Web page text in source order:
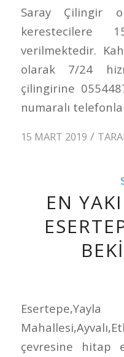
Saray Çilingir
verilmektedir.
olarak 7/24
çilingirine
numaralı
15 MART 2019 /
EN
Esertepe,Yayla
çevresine hitap